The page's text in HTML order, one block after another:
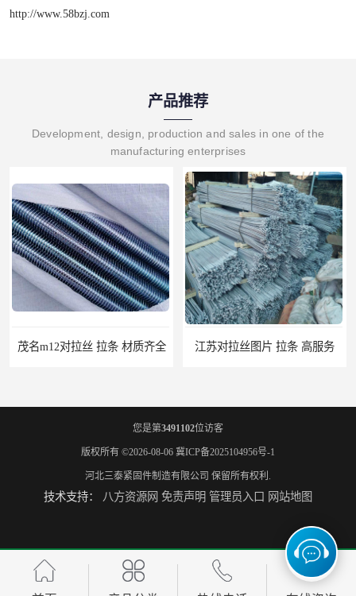
http://www.58bzj.com
产品推荐
Development, design, production and sales in one of the
manufacturing enterprises
茂名m12对拉丝 拉条 材质齐全 江苏对拉丝图片 拉条 高服务
江门地脚螺栓 地笼 量大从优 桂林7字地脚螺栓 地笼 高服务
您是第3491102位访客
版权所有 ©2026-08-06 冀ICP备2025104956号-1
河北三泰紧固件制造有限公司 保留所有权利.
技术支持： 八方资源网 免责声明 管理员入口 网站地图